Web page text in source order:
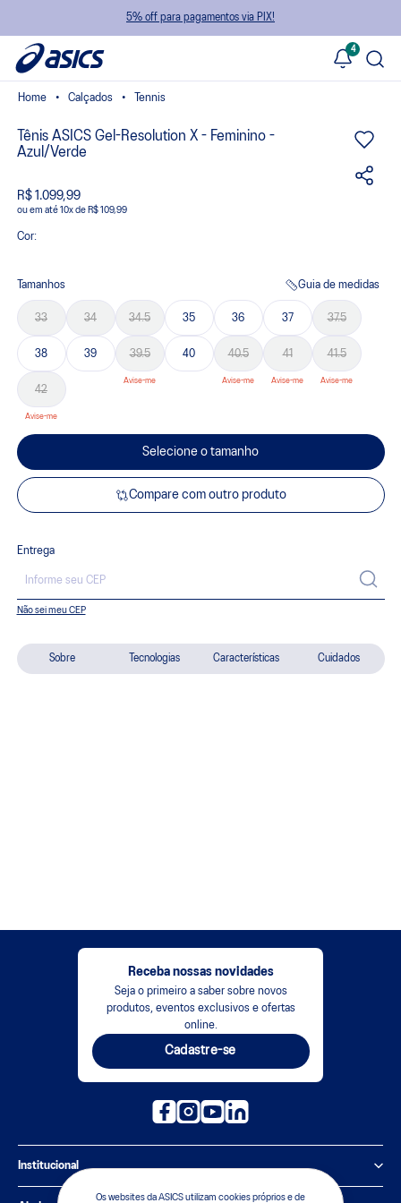
5% off para pagamentos via PIX!
4
Os websites da ASICS utilizam cookies próprios e de
Sobre Tecnologias Características Cuidados
Calçados Tennis
Tênis ASICS Gel-Resolution X - Feminino -
Azul/Verde
R$ 1.099,99
ou 10xde R$ 109,99
Cor:
Tamanhos Guia de medidas
33 34 34.5 35 36 37 37.5
38 39 39.5 40 40.5 41 41.5
42
Selecione o tamanho
Compare com outro produto
Entrega
Não sei meu CEP
Receba nossas novidades
Seja o primeiro a saber sobre novos
produtos, eventos exclusivos e ofertas
online.
Cadastre-se
Institucional